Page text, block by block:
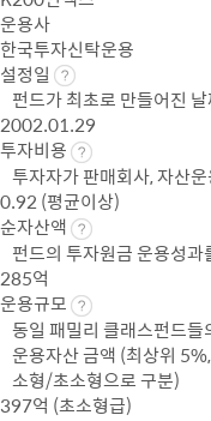
운용사
한국투자신탁운용
설정일
펀드가 최초로 만들어진
2002.01.29
투자비용
투자자가 판매회사, 자산
0.92 (평균이상)
순자산액
펀드의 투자원금 운용성과
285억
운용규모
동일 패밀리 클래스펀드
운용자산 금액 (최상위
소형/초소형으로 구분)
397억 (초소형급)